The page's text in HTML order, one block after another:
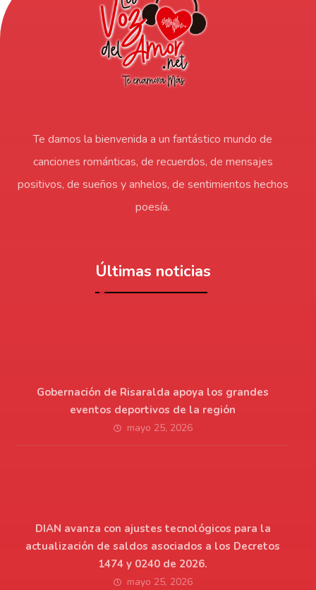
Te damos la bienvenida a un fantástico mundo de
canciones románticas, de recuerdos, de mensajes
positivos, de sueños y anhelos, de sentimientos hechos
poesía.
Últimas noticias
Gobernación de Risaralda apoya los grandes
eventos deportivos de la región
mayo 25, 2026
DIAN avanza con ajustes tecnológicos para la
actualización de saldos asociados a los Decretos
1474 y 0240 de 2026.
mayo 25, 2026